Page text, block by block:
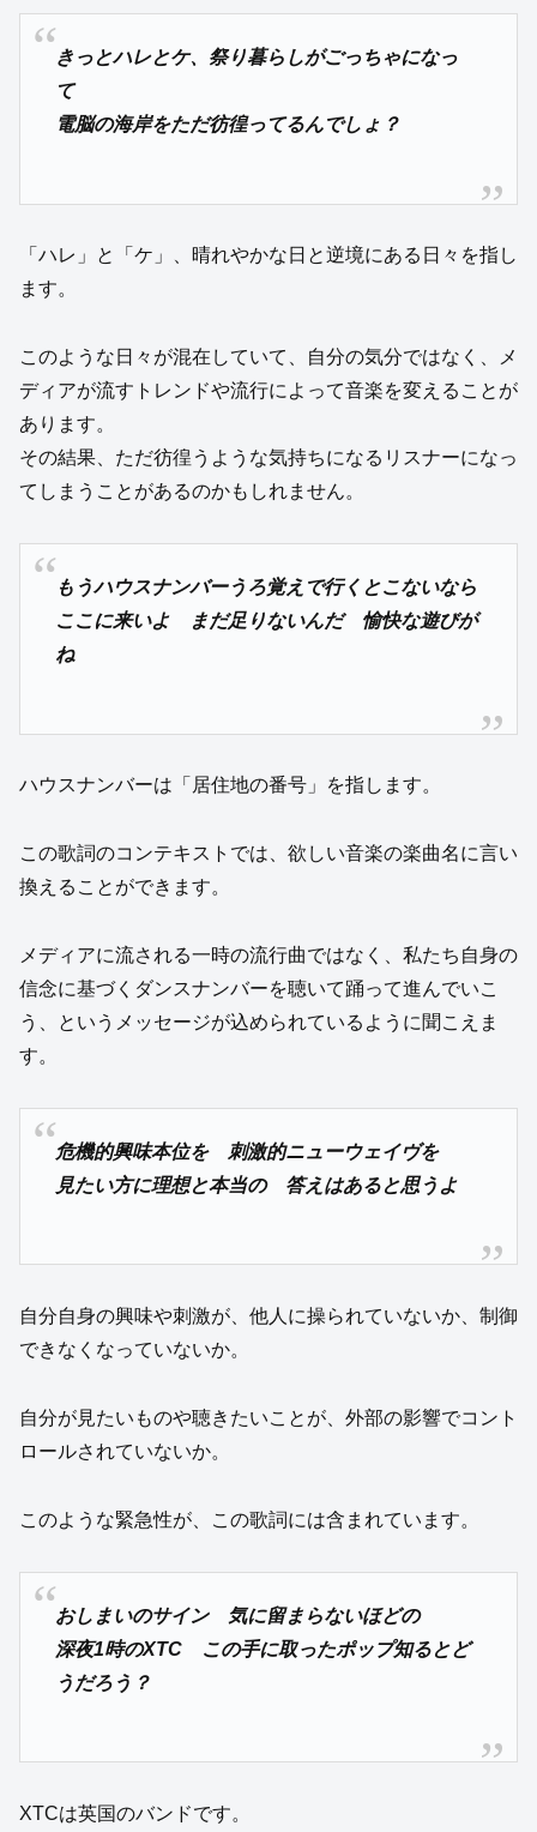
きっとハレとケ、祭り暮らしがごっちゃになっ
て
電脳の海岸をただ彷徨ってるんでしょ？
「ハレ」と「ケ」、晴れやかな日と逆境にある日々を指し
ます。
このような日々が混在していて、自分の気分ではなく、メ
ディアが流すトレンドや流行によって音楽を変えることが
あります。
その結果、ただ彷徨うような気持ちになるリスナーになっ
てしまうことがあるのかもしれません。
もうハウスナンバーうろ覚えで行くとこないなら
ここに来いよ まだ足りないんだ 愉快な遊びが
ね
ハウスナンバーは「居住地の番号」を指します。
この歌詞のコンテキストでは、欲しい音楽の楽曲名に言い
換えることができます。
メディアに流される一時の流行曲ではなく、私たち自身の
信念に基づくダンスナンバーを聴いて踊って進んでいこ
う、というメッセージが込められているように聞こえま
す。
危機的興味本位を 刺激的ニューウェイヴを
見たい方に理想と本当の 答えはあると思うよ
自分自身の興味や刺激が、他人に操られていないか、制御
できなくなっていないか。
自分が見たいものや聴きたいことが、外部の影響でコント
ロールされていないか。
このような緊急性が、この歌詞には含まれています。
おしまいのサイン 気に留まらないほどの
深夜1時のXTC この手に取ったポップ知るとど
うだろう？
XTCは英国のバンドです。